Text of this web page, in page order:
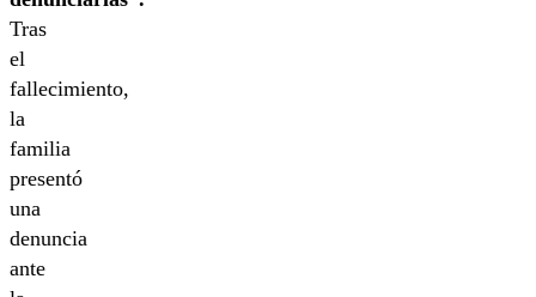
Tras
el
fallecimiento,
la
familia
presentó
una
denuncia
ante